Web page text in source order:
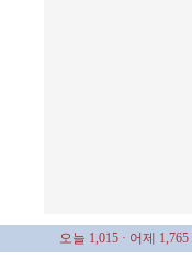
오늘 1,015 · 어제 1,765